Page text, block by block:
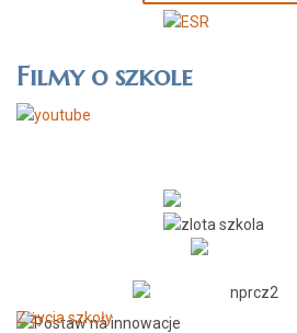
Filmy o szkole
Z życia szkoły